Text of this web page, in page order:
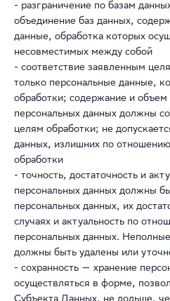
- разграничение по базам
объединение баз данных,
данные, обработка которых
несовместимых между собой
- соответствие заявленным
только персональные данные,
обработки; содержание и
персональных данных должны
целям обработки; не
данных, излишних по
обработки
- точность, достаточность и
персональных данных должны
персональных данных, их
случаях и актуальность по
персональных данных.
должны быть удалены или
- сохранность — хранение
осуществляться в форме,